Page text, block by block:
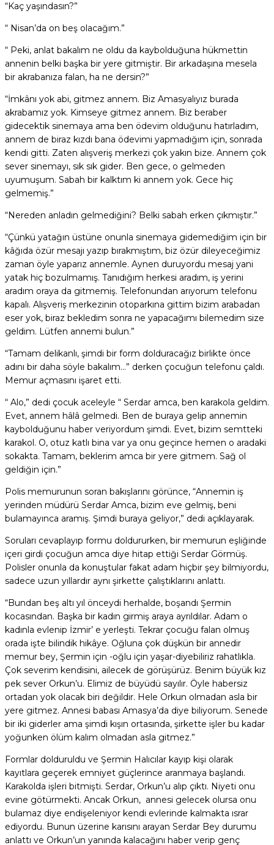
“Kaç yaşındasın?”
“ Nisan’da on beş olacağım.”
“ Peki, anlat bakalım ne oldu da kaybolduğuna hükmettin
annenin belki başka bir yere gitmiştir. Bir arkadaşına mesela
bir akrabanıza falan, ha ne dersin?”
“İmkânı yok abi, gitmez annem. Biz Amasyalıyız burada
akrabamız yok. Kimseye gitmez annem. Biz beraber
gidecektik sinemaya ama ben ödevim olduğunu hatırladım,
annem de biraz kızdı bana ödevimi yapmadığım için, sonrada
kendi gitti. Zaten alışveriş merkezi çok yakın bize. Annem çok
sever sinemayı, sık sık gider. Ben gece, o gelmeden
uyumuşum. Sabah bir kalktım ki annem yok. Gece hiç
gelmemiş.”
“Nereden anladın gelmediğini? Belki sabah erken çıkmıştır.”
“Çünkü yatağın üstüne onunla sinemaya gidemediğim için bir
kâğıda özür mesajı yazıp bırakmıştım, biz özür dileyeceğimiz
zaman öyle yaparız annemle. Aynen duruyordu mesaj yani
yatak hiç bozulmamış. Tanıdığım herkesi aradım, iş yerini
aradım oraya da gitmemiş. Telefonundan arıyorum telefonu
kapalı. Alışveriş merkezinin otoparkına gittim bizim arabadan
eser yok, biraz bekledim sonra ne yapacağımı bilemedim size
geldim. Lütfen annemi bulun.”
“Tamam delikanlı, şimdi bir form dolduracağız birlikte önce
adını bir daha söyle bakalım…” derken çocuğun telefonu çaldı.
Memur açmasını işaret etti.
“ Alo,” dedi çocuk aceleyle “ Serdar amca, ben karakola geldim.
Evet, annem hâlâ gelmedi. Ben de buraya gelip annemin
kaybolduğunu haber veriyordum şimdi. Evet, bizim semtteki
karakol. O, otuz katlı bina var ya onu geçince hemen o aradaki
sokakta. Tamam, beklerim amca bir yere gitmem. Sağ ol
geldiğin için.”
Polis memurunun soran bakışlarını görünce, “Annemin iş
yerinden müdürü Serdar Amca, bizim eve gelmiş, beni
bulamayınca aramış. Şimdi buraya geliyor,” dedi açıklayarak.
Soruları cevaplayıp formu doldururken, bir memurun eşliğinde
içeri girdi çocuğun amca diye hitap ettiği Serdar Görmüş.
Polisler onunla da konuştular fakat adam hiçbir şey bilmiyordu,
sadece uzun yıllardır aynı şirkette çalıştıklarını anlattı.
“Bundan beş altı yıl önceydi herhalde, boşandı Şermin
kocasından. Başka bir kadın girmiş araya ayrıldılar. Adam o
kadınla evlenip İzmir’ e yerleşti. Tekrar çocuğu falan olmuş
orada işte bilindik hikâye. Oğluna çok düşkün bir annedir
memur bey, Şermin için -oğlu için yaşar-diyebiliriz rahatlıkla.
Çok severim kendisini, ailecek de görüşürüz. Benim büyük kız
pek sever Orkun’u. Elimiz de büyüdü sayılır. Öyle habersiz
ortadan yok olacak biri değildir. Hele Orkun olmadan asla bir
yere gitmez. Annesi babası Amasya’da diye biliyorum. Senede
bir iki giderler ama şimdi kışın ortasında, şirkette işler bu kadar
yoğunken ölüm kalım olmadan asla gitmez.”
Formlar dolduruldu ve Şermin Halıcılar kayıp kişi olarak
kayıtlara geçerek emniyet güçlerince aranmaya başlandı.
Karakolda işleri bitmişti. Serdar, Orkun’u alıp çıktı. Niyeti onu
evine götürmekti. Ancak Orkun, annesi gelecek olursa onu
bulamaz diye endişeleniyor kendi evlerinde kalmakta ısrar
ediyordu. Bunun üzerine karısını arayan Serdar Bey durumu
anlattı ve Orkun’un yanında kalacağını haber verip genç